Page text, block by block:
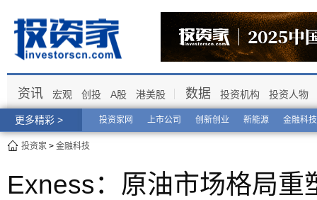
更多精彩 > 投资家网 上市公司 创新创业 新能源 金融科技
资讯 宏观 创投 A股 港美股 数据 投资机构 投资人物
投资家 > 金融科技
Exness：原油市场格局重